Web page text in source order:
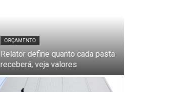
ORÇAMENTO
Relator define quanto cada pasta
receberá; veja valores